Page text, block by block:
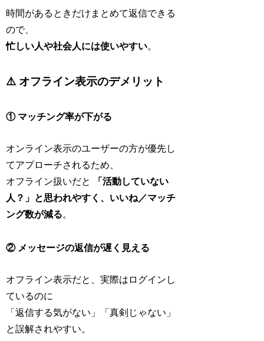
時間があるときだけまとめて返信できる
ので、
忙しい人や社会人には使いやすい。
⚠️ オフライン表示のデメリット
① マッチング率が下がる
オンライン表示のユーザーの方が優先し
てアプローチされるため、
オフライン扱いだと
「活動していない
人？」と思われやすく、いいね／マッチ
ング数が減る。
② メッセージの返信が遅く見える
オフライン表示だと、実際はログインし
ているのに
「返信する気がない」「真剣じゃない」
と誤解されやすい。